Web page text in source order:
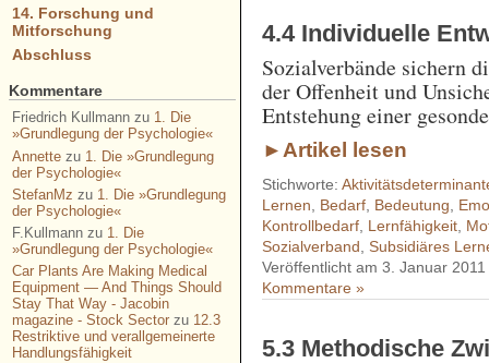
4.4 Individuelle
Sozialverbände sichern
der Offenheit und
Entstehung einer
►Artikel lesen
Stichworte:
Lernen
Bedarf Bedeutung
Kontrollbedarf Lernfähigkeit
Sozialverband ,Subsidiäres
Veröffentlicht am 3. Januar
Kommentare »
5.3 Methodische
14. Forschung und
Mitforschung
Abschluss
Kommentare
Friedrich Kullmannzu 1. Die
»Grundlegung der Psychologie«
Annettezu 1. Die »Grundlegung
der Psychologie«
StefanMz zu 1. Die »Grundlegung
der Psychologie«
F.Kullmannzu 1. Die
»Grundlegung der Psychologie«
Car Plants Are Making Medical
Equipment — And Things Should
Stay That Way - Jacobin
magazine - Stock Sectorzu 12.3
Restriktive und verallgemeinerte
Handlungsfähigkeit